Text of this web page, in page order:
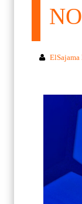
ElSajama